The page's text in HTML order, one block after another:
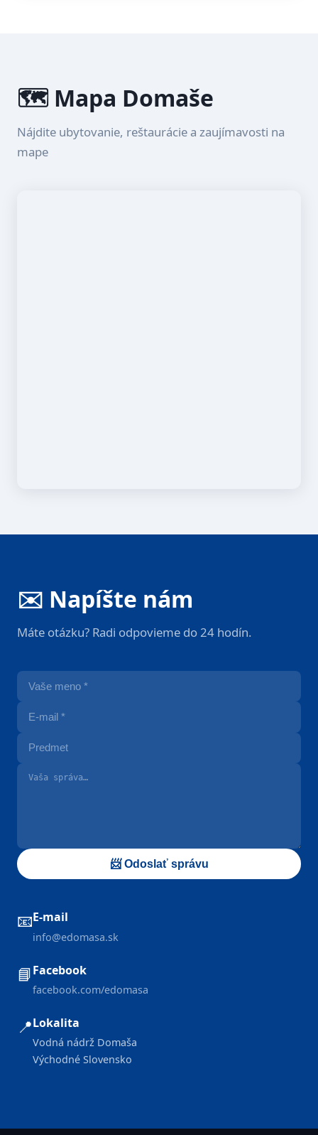
🗺️ Mapa Domaše
Nájdite ubytovanie, reštaurácie a zaujímavosti na
mape
✉️ Napíšte nám
Máte otázku? Radi odpovieme do 24 hodín.
📨 Odoslať správu
📧E-mail
info@edomasa.sk
📘Facebook
facebook.com/edomasa
📍Lokalita
Vodná nádrž Domaša
Východné Slovensko